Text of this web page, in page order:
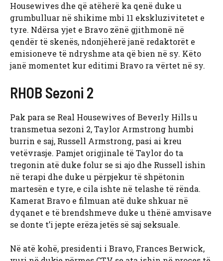
Housewives dhe që atëherë ka qenë duke u
grumbulluar në shikime mbi 11 ekskluzivitetet e
tyre. Ndërsa yjet e Bravo zënë gjithmonë në
qendër të skenës, ndonjëherë janë redaktorët e
emisioneve të ndryshme ata që bien në sy. Këto
janë momentet kur editimi Bravo ra vërtet në sy.
RHOB Sezoni 2
Pak para se Real Housewives of Beverly Hills u
transmetua sezoni 2, Taylor Armstrong humbi
burrin e saj, Russell Armstrong, pasi ai kreu
vetëvrasje. Pamjet origjinale të Taylor do ta
tregonin atë duke folur se si ajo dhe Russell ishin
në terapi dhe duke u përpjekur të shpëtonin
martesën e tyre, e cila ishte në telashe të rënda.
Kamerat Bravo e filmuan atë duke shkuar në
dyqanet e të brendshmeve duke u thënë amvisave
se donte t’i jepte erëza jetës së saj seksuale.
Në atë kohë, presidenti i Bravo, Frances Berwick,